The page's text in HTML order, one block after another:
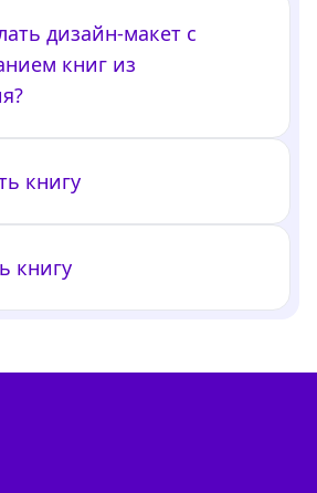
дизайн-макет с
книг из
книгу
книгу